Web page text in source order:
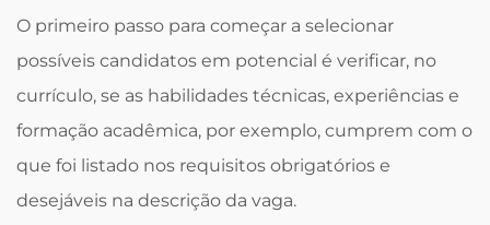
O primeiro passo para começar a selecionar
possíveis candidatos em potencial é verificar, no
currículo, se as habilidades técnicas, experiências e
formação acadêmica, por exemplo, cumprem com o
que foi listado nos requisitos obrigatórios e
desejáveis na descrição da vaga.